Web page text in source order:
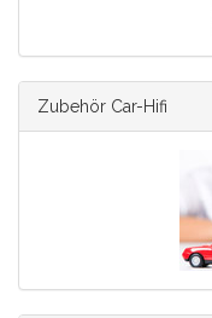
Zubehör Car-Hifi